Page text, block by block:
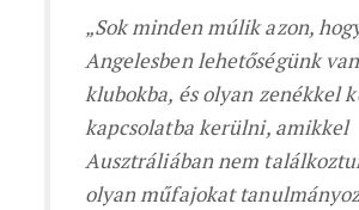
„Sok minden múlik azon,
Angelesben lehetőségünk
klubokba, és olyan zenékkel
kapcsolatba kerülni, amikkel
Ausztráliában nem
olyan műfajokat